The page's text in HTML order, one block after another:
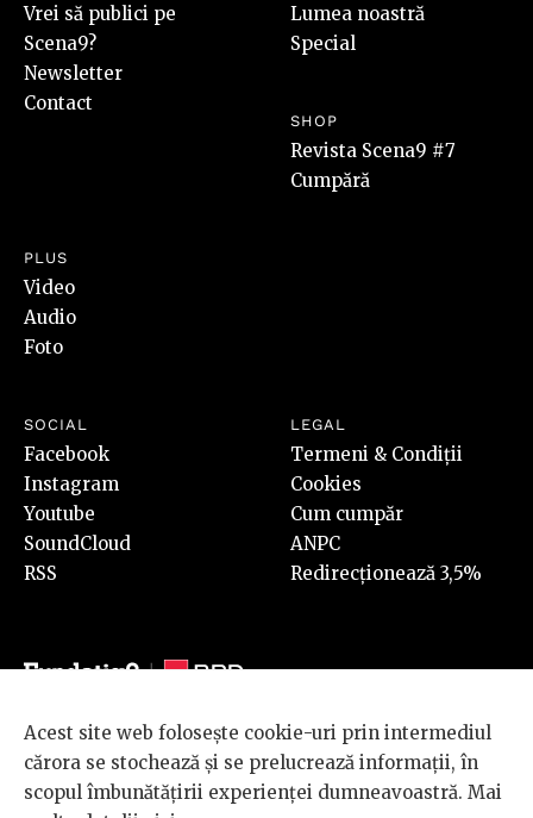
Vrei să publici pe
Scena9?
Newsletter
Contact
Lumea noastră
Special
SHOP
Revista Scena9 #7
Cumpără
PLUS
Video
Audio
Foto
SOCIAL
Facebook
Instagram
Youtube
SoundCloud
RSS
LEGAL
Termeni & Condiții
Cookies
Cum cumpăr
ANPC
Redirecționează 3,5%
© 2026 BRD Groupe Société Générale, toate drepturile rezervate.
Scena 9 este un proiect sustinut de
BRD GROUPE SOCIÉTÉ
GÉNÉRALE
Acest site web folosește cookie-uri prin intermediul
cărora se stochează și se prelucrează informații, în
scopul îmbunătățirii experienței dumneavoastră. Mai